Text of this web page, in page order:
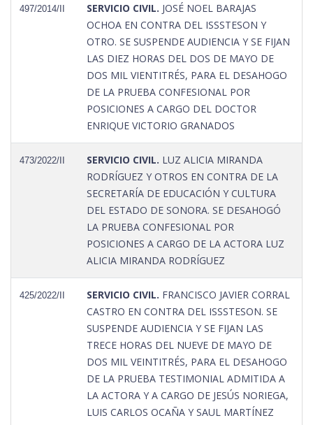
497/2014/II SERVICIO CIVIL. JOSÉ NOEL BARAJAS
OCHOA EN CONTRA DEL ISSSTESON Y
OTRO. SE SUSPENDE AUDIENCIA Y SE FIJAN
LAS DIEZ HORAS DEL DOS DE MAYO DE
DOS MIL VIENTITRÉS, PARA EL DESAHOGO
DE LA PRUEBA CONFESIONAL POR
POSICIONES A CARGO DEL DOCTOR
ENRIQUE VICTORIO GRANADOS
473/2022/II SERVICIO CIVIL. LUZ ALICIA MIRANDA
RODRÍGUEZ Y OTROS EN CONTRA DE LA
SECRETARÍA DE EDUCACIÓN Y CULTURA
DEL ESTADO DE SONORA. SE DESAHOGÓ
LA PRUEBA CONFESIONAL POR
POSICIONES A CARGO DE LA ACTORA LUZ
ALICIA MIRANDA RODRÍGUEZ
425/2022/II SERVICIO CIVIL. FRANCISCO JAVIER CORRAL
CASTRO EN CONTRA DEL ISSSTESON. SE
SUSPENDE AUDIENCIA Y SE FIJAN LAS
TRECE HORAS DEL NUEVE DE MAYO DE
DOS MIL VEINTITRÉS, PARA EL DESAHOGO
DE LA PRUEBA TESTIMONIAL ADMITIDA A
LA ACTORA Y A CARGO DE JESÚS NORIEGA,
LUIS CARLOS OCAÑA Y SAUL MARTÍNEZ